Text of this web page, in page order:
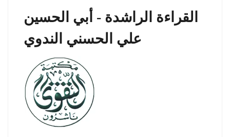
القراءة الراشدة - أبي الحسين
علي الحسني الندوي